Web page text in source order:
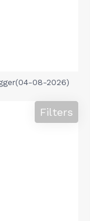
08-2026)
Filters